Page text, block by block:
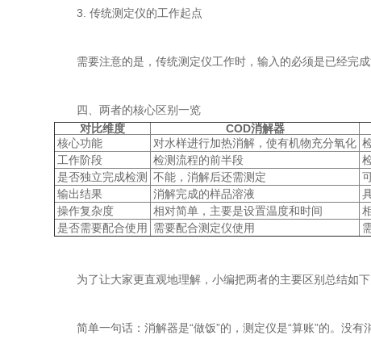
3. 传统测定仪的工作起点
需要注意的是，传统测定仪工作时，输入的必须是已经完成
四、两者的核心区别一览
对比维度
COD消解器
核心功能
对水样进行加热消解，使有机物充分氧化
工作阶段
检测流程的前半段
是否独立完成检测
不能，消解后还需测定
输出结果
消解完成的样品溶液
操作复杂度
相对简单，主要是设置温度和时间
是否需要配合使用
需要配合测定仪使用
为了让大家更直观地理解，小编把两者的主要区别总结如下
简单一句话：消解器是“做饭”的，测定仪是“算账”的。没有